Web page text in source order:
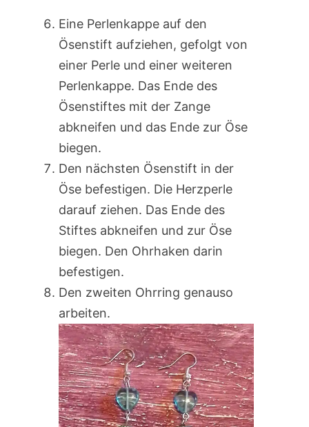
Eine Perlenkappe auf den
Ösenstift aufziehen, gefolgt von
einer Perle und einer weiteren
Perlenkappe. Das Ende des
Ösenstiftes mit der Zange
abkneifen und das Ende zur Öse
biegen.
Den nächsten Ösenstift in der
Öse befestigen. Die Herzperle
darauf ziehen. Das Ende des
Stiftes abkneifen und zur Öse
biegen. Den Ohrhaken darin
befestigen.
Den zweiten Ohrring genauso
arbeiten.